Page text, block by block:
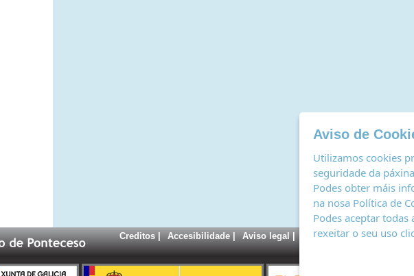
Creditos| Accesibilidade| Aviso legal| Política de cookies|
Aviso de
Utilizamos cookies
seguridade da
Podes obter máis
na nosa Política de
Podes aceptar
rexeitar o seu uso